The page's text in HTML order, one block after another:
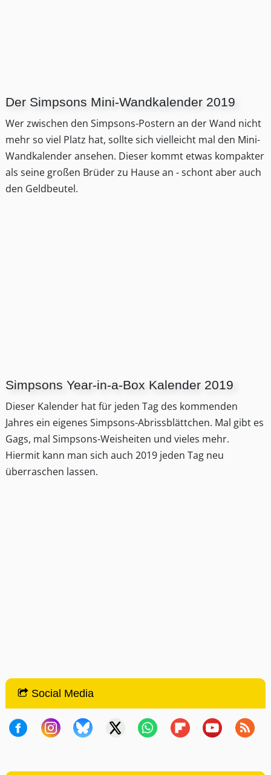
Der Simpsons Mini-Wandkalender 2019
Wer zwischen den Simpsons-Postern an der Wand nicht
mehr so viel Platz hat, sollte sich vielleicht mal den Mini-
Wandkalender ansehen. Dieser kommt etwas kompakter
als seine großen Brüder zu Hause an - schont aber auch
den Geldbeutel.
Simpsons Year-in-a-Box Kalender 2019
Dieser Kalender hat für jeden Tag des kommenden
Jahres ein eigenes Simpsons-Abrissblättchen. Mal gibt es
Gags, mal Simpsons-Weisheiten und vieles mehr.
Hiermit kann man sich auch 2019 jeden Tag neu
überraschen lassen.
Social Media